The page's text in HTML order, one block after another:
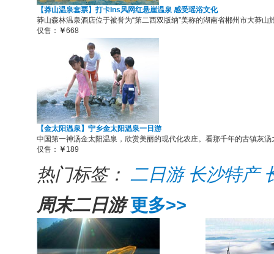
【莽山温泉套票】打卡Ins风网红悬崖温泉 感受瑶浴文化
莽山森林温泉酒店位于被誉为“第二西双版纳”美称的湖南省郴州市大莽
仅售： ￥668
【金太阳温泉】宁乡金太阳温泉一日游
中国第一神汤金太阳温泉，欣赏美丽的现代化农庄。看那千年的古镇灰
仅售： ￥ 189
热门标签： 二日游 长沙特产
周末二日游 更多>>